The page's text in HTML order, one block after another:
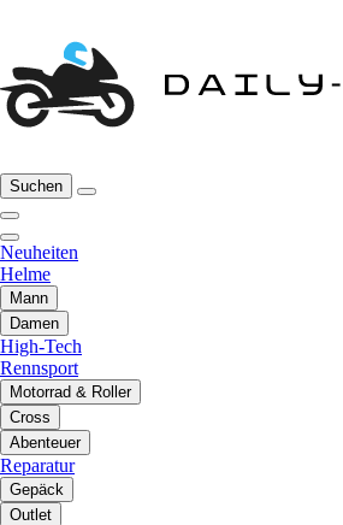
Suchen
Neuheiten
Helme
Mann
Damen
High-Tech
Rennsport
Motorrad & Roller
Cross
Abenteuer
Reparatur
Gepäck
Outlet